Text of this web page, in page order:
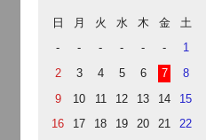
日 月 火 水 木 金
土
-
- - - - -
1
2
3 4 5 6 7
8
9
10 11 12 13 14
15
16
17 18 19 20 21
22